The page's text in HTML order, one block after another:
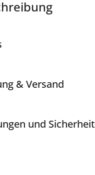
& Versand
und Sicherheit